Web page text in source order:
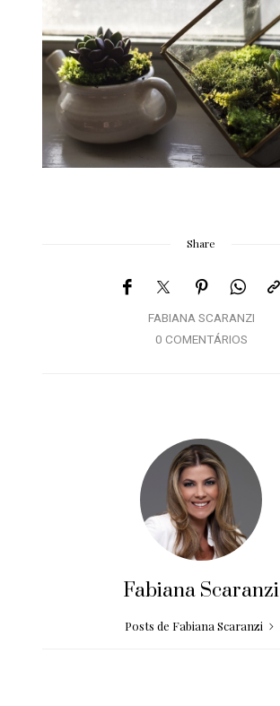
Share
FABIANA SCARANZI
0 COMENTÁRIOS
Fabiana Scaranzi
Posts de Fabiana Scaranzi